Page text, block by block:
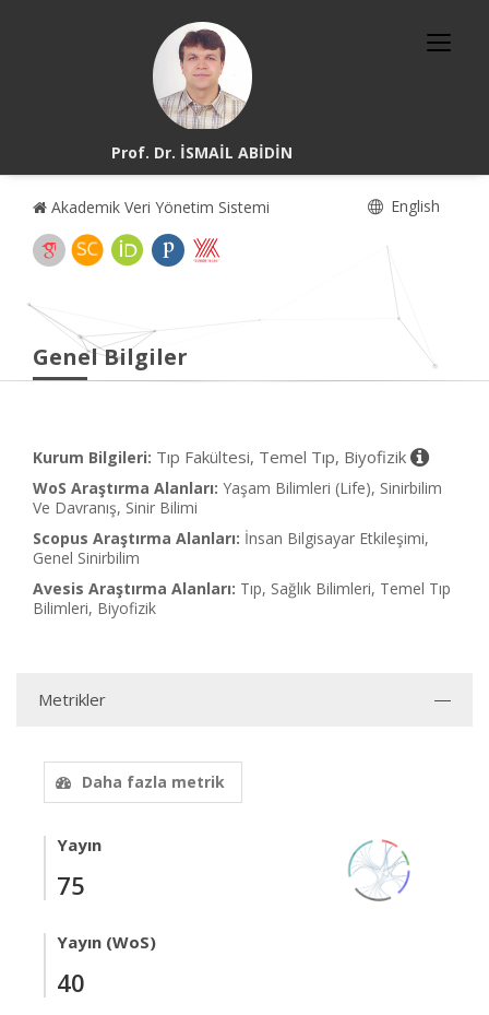
Prof. Dr. İSMAİL ABİDİN
Akademik Veri Yönetim Sistemi English
Genel Bilgiler
Kurum Bilgileri: Tıp Fakültesi, Temel Tıp, Biyofizik
WoS Araştırma Alanları: Yaşam Bilimleri (Life), Sinirbilim
Ve Davranış, Sinir Bilimi
Scopus Araştırma Alanları: İnsan Bilgisayar Etkileşimi,
Genel Sinirbilim
Avesis Araştırma Alanları: Tıp, Sağlık Bilimleri, Temel Tıp
Bilimleri, Biyofizik
Metrikler
Daha fazla metrik
Yayın
75
Yayın (WoS)
40